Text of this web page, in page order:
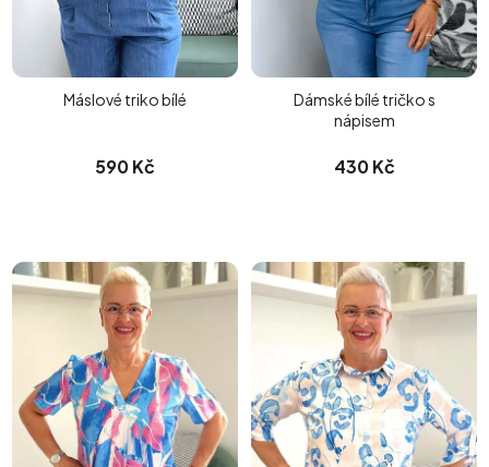
Máslové triko bílé
590 Kč
Dámské bílé tričko s
nápisem
430 Kč